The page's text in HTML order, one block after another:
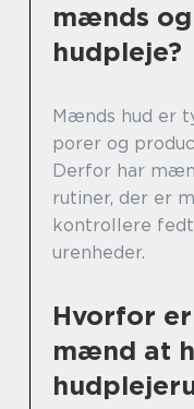
mænds
hudpleje?
Mænds hud er
porer og
Derfor har
rutiner, der er
kontrollere
urenheder.
Hvorfor
mænd at